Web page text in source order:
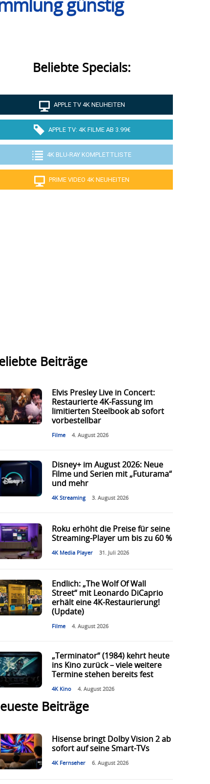
günstig
Beliebte Specials:
APPLE TV 4K NEUHEITEN
APPLE TV: 4K FILME AB 3.99€
4K BLU-RAY KOMPLETTLISTE
PRIME VIDEO 4K NEUHEITEN
Beiträge
Elvis Presley Live in Concert:
Restaurierte 4K-Fassung im
limitierten Steelbook ab sofort
vorbestellbar
Filme 4. August 2026
Disney+ im August 2026: Neue
Filme und Serien mit „Futurama“
und mehr
4K Streaming 3. August 2026
Roku erhöht die Preise für seine
Streaming-Player um bis zu 60 %
4K Media Player 31. Juli 2026
Endlich: „The Wolf Of Wall
Street“ mit Leonardo DiCaprio
erhält eine 4K-Restaurierung!
(Update)
Filme 4. August 2026
„Terminator“ (1984) kehrt heute
ins Kino zurück – viele weitere
Termine stehen bereits fest
4K Kino 4. August 2026
Beiträge
Hisense bringt Dolby Vision 2 ab
sofort auf seine Smart-TVs
4K Fernseher 6. August 2026